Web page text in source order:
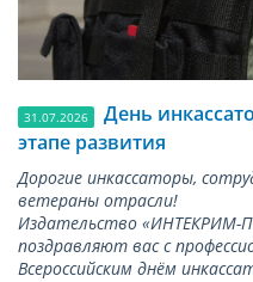
31.07.2026
День
этапе развития
Дорогие инкассаторы,
ветераны отрасли!
Издательство «ИНТЕКРИМ-
поздравляют вас с
Всероссийским днём